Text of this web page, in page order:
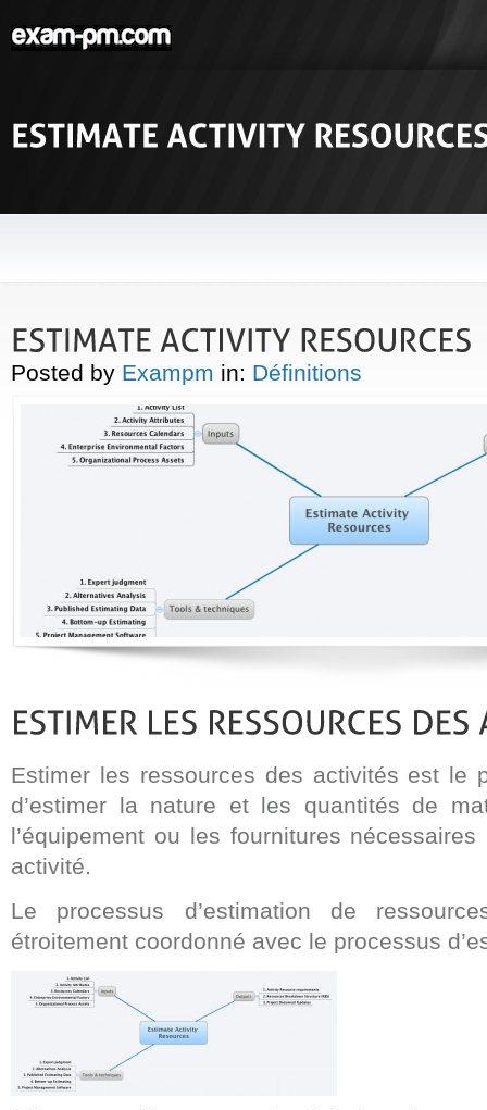
Posted by Exampm in: Définitions
Estimer les ressources des activités est le
d’estimer la nature et les quantités de
l’équipement ou les fournitures
activité.
Le processus d’estimation de
étroitement coordonné avec le processus